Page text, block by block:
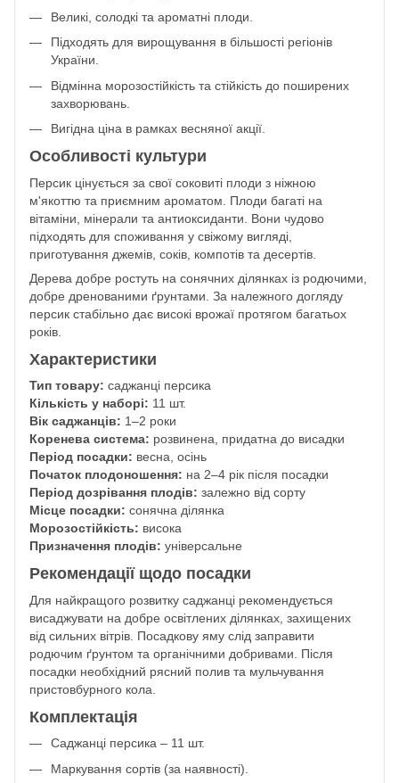
Великі, солодкі та ароматні плоди.
Підходять для вирощування в більшості регіонів
України.
Відмінна морозостійкість та стійкість до поширених
захворювань.
Вигідна ціна в рамках весняної акції.
Особливості культури
Персик цінується за свої соковиті плоди з ніжною
м'якоттю та приємним ароматом. Плоди багаті на
вітаміни, мінерали та антиоксиданти. Вони чудово
підходять для споживання у свіжому вигляді,
приготування джемів, соків, компотів та десертів.
Дерева добре ростуть на сонячних ділянках із родючими,
добре дренованими ґрунтами. За належного догляду
персик стабільно дає високі врожаї протягом багатьох
років.
Характеристики
Тип товару: саджанці персика
Кількість у наборі: 11 шт.
Вік саджанців: 1–2 роки
Коренева система: розвинена, придатна до висадки
Період посадки: весна, осінь
Початок плодоношення: на 2–4 рік після посадки
Період дозрівання плодів: залежно від сорту
Місце посадки: сонячна ділянка
Морозостійкість: висока
Призначення плодів: універсальне
Рекомендації щодо посадки
Для найкращого розвитку саджанці рекомендується
висаджувати на добре освітлених ділянках, захищених
від сильних вітрів. Посадкову яму слід заправити
родючим ґрунтом та органічними добривами. Після
посадки необхідний рясний полив та мульчування
пристовбурного кола.
Комплектація
Саджанці персика – 11 шт.
Маркування сортів (за наявності).